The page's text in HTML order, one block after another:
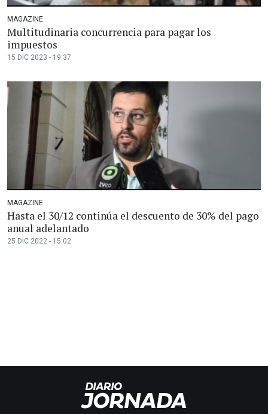
MAGAZINE
Multitudinaria concurrencia para pagar los
impuestos
15 DIC 2023 - 19:37
MAGAZINE
Hasta el 30/12 continúa el descuento de 30% del pago
anual adelantado
25 DIC 2022 - 15:02